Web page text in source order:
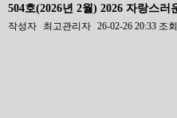
504호(2026년 2월) 2026 자랑스러
작성자 최고관리자 26-02-26 20:33 조회